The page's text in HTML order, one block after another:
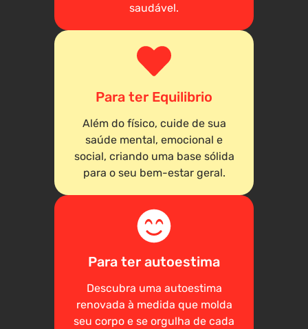
saudável.
Para ter Equilibrio
Além do físico, cuide de sua
saúde mental, emocional e
social, criando uma base sólida
para o seu bem-estar geral.
Para ter autoestima
Descubra uma autoestima
renovada à medida que molda
seu corpo e se orgulha de cada